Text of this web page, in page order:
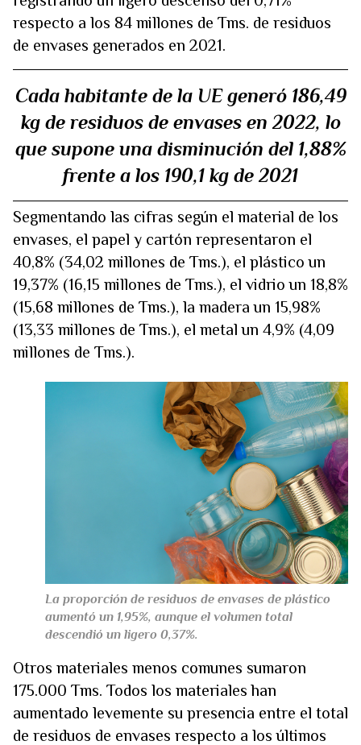
respecto a los 84 millones de Tms. de residuos
de envases generados en 2021.
Cada habitante de la UE generó 186,49
kg de residuos de envases en 2022, lo
que supone una disminución del 1,88%
frente a los 190,1 kg de 2021
Segmentando las cifras según el material de los
envases, el papel y cartón representaron el
40,8% (34,02 millones de Tms.), el plástico un
19,37% (16,15 millones de Tms.), el vidrio un 18,8%
(15,68 millones de Tms.), la madera un 15,98%
(13,33 millones de Tms.), el metal un 4,9% (4,09
millones de Tms.).
La proporción de residuos de envases de plástico
aumentó un 1,95%, aunque el volumen total
descendió un ligero 0,37%.
Otros materiales menos comunes sumaron
175.000 Tms. Todos los materiales han
aumentado levemente su presencia entre el total
de residuos de envases respecto a los últimos